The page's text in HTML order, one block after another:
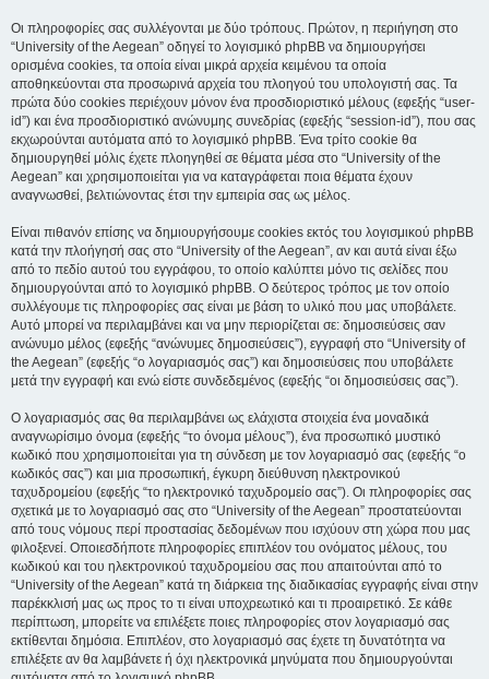
Οι πληροφορίες σας συλλέγονται με δύο τρόπους. Πρώτον, η περιήγηση στο
“University of the Aegean” οδηγεί το λογισμικό phpBB να δημιουργήσει
ορισμένα cookies, τα οποία είναι μικρά αρχεία κειμένου τα οποία
αποθηκεύονται στα προσωρινά αρχεία του πλοηγού του υπολογιστή σας. Τα
πρώτα δύο cookies περιέχουν μόνον ένα προσδιοριστικό μέλους (εφεξής “user-
id”) και ένα προσδιοριστικό ανώνυμης συνεδρίας (εφεξής “session-id”), που σας
εκχωρούνται αυτόματα από το λογισμικό phpBB. Ένα τρίτο cookie θα
δημιουργηθεί μόλις έχετε πλοηγηθεί σε θέματα μέσα στο “University of the
Aegean” και χρησιμοποιείται για να καταγράφεται ποια θέματα έχουν
αναγνωσθεί, βελτιώνοντας έτσι την εμπειρία σας ως μέλος.
Είναι πιθανόν επίσης να δημιουργήσουμε cookies εκτός του λογισμικού phpBB
κατά την πλοήγησή σας στο “University of the Aegean”, αν και αυτά είναι έξω
από το πεδίο αυτού του εγγράφου, το οποίο καλύπτει μόνο τις σελίδες που
δημιουργούνται από το λογισμικό phpBB. Ο δεύτερος τρόπος με τον οποίο
συλλέγουμε τις πληροφορίες σας είναι με βάση το υλικό που μας υποβάλετε.
Αυτό μπορεί να περιλαμβάνει και να μην περιορίζεται σε: δημοσιεύσεις σαν
ανώνυμο μέλος (εφεξής “ανώνυμες δημοσιεύσεις”), εγγραφή στο “University of
the Aegean” (εφεξής “ο λογαριασμός σας”) και δημοσιεύσεις που υποβάλετε
μετά την εγγραφή και ενώ είστε συνδεδεμένος (εφεξής “οι δημοσιεύσεις σας”).
Ο λογαριασμός σας θα περιλαμβάνει ως ελάχιστα στοιχεία ένα μοναδικά
αναγνωρίσιμο όνομα (εφεξής “το όνομα μέλους”), ένα προσωπικό μυστικό
κωδικό που χρησιμοποιείται για τη σύνδεση με τον λογαριασμό σας (εφεξής “ο
κωδικός σας”) και μια προσωπική, έγκυρη διεύθυνση ηλεκτρονικού
ταχυδρομείου (εφεξής “το ηλεκτρονικό ταχυδρομείο σας”). Οι πληροφορίες σας
σχετικά με το λογαριασμό σας στο “University of the Aegean” προστατεύονται
από τους νόμους περί προστασίας δεδομένων που ισχύουν στη χώρα που μας
φιλοξενεί. Οποιεσδήποτε πληροφορίες επιπλέον του ονόματος μέλους, του
κωδικού και του ηλεκτρονικού ταχυδρομείου σας που απαιτούνται από το
“University of the Aegean” κατά τη διάρκεια της διαδικασίας εγγραφής είναι στην
παρέκκλισή μας ως προς το τι είναι υποχρεωτικό και τι προαιρετικό. Σε κάθε
περίπτωση, μπορείτε να επιλέξετε ποιες πληροφορίες στον λογαριασμό σας
εκτίθενται δημόσια. Επιπλέον, στο λογαριασμό σας έχετε τη δυνατότητα να
επιλέξετε αν θα λαμβάνετε ή όχι ηλεκτρονικά μηνύματα που δημιουργούνται